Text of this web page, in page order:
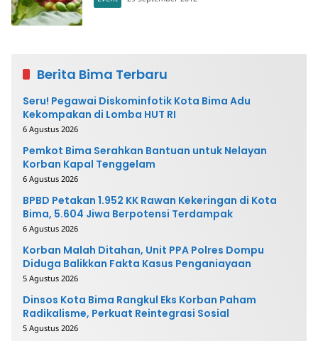
Berita Bima Terbaru
Seru! Pegawai Diskominfotik Kota Bima Adu
Kekompakan di Lomba HUT RI
6 Agustus 2026
Pemkot Bima Serahkan Bantuan untuk Nelayan
Korban Kapal Tenggelam
6 Agustus 2026
BPBD Petakan 1.952 KK Rawan Kekeringan di Kota
Bima, 5.604 Jiwa Berpotensi Terdampak
6 Agustus 2026
Korban Malah Ditahan, Unit PPA Polres Dompu
Diduga Balikkan Fakta Kasus Penganiayaan
5 Agustus 2026
Dinsos Kota Bima Rangkul Eks Korban Paham
Radikalisme, Perkuat Reintegrasi Sosial
5 Agustus 2026